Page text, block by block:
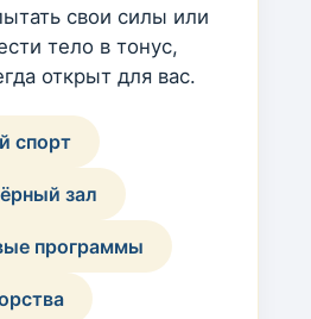
свои силы или
тело в тонус,
открыт для вас.
спорт
зал
программы